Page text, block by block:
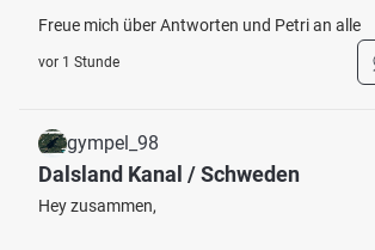
Freue mich über Antworten und Petri an alle
vor 1 Stunde
gympel_98
Dalsland Kanal / Schweden
Hey zusammen,